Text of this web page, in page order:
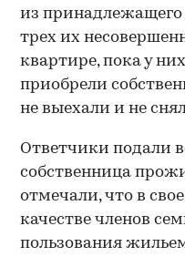
из принадлежащего
трех их
квартире, пока у
приобрели
не выехали и не
Ответчики подали
собственница
отмечали, что в
качестве членов
пользования